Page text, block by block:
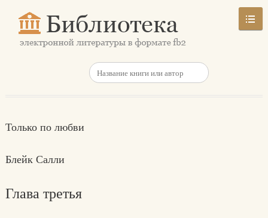
Только по любви
Блейк Салли
Глава третья